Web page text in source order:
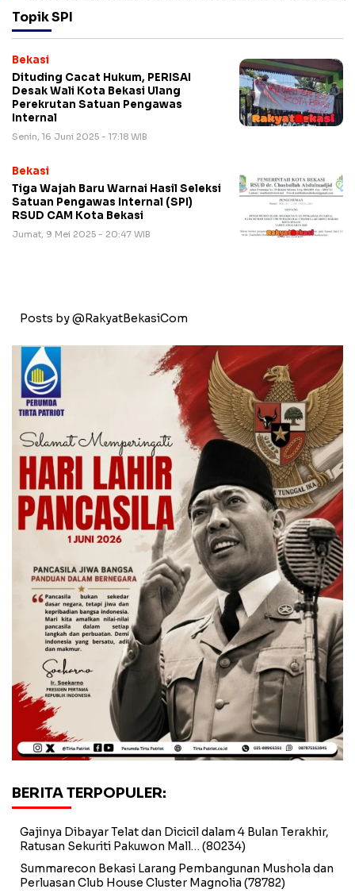
TopikSPI
Bekasi
Dituding Cacat Hukum, PERISAI
Desak Wali Kota Bekasi Ulang
Perekrutan Satuan Pengawas
Internal
Senin, 16 Juni 2025 - 17:18 WIB
Bekasi
Tiga Wajah Baru Warnai Hasil Seleksi
Satuan Pengawas Internal (SPI)
RSUD CAM Kota Bekasi
Jumat, 9 Mei 2025 - 20:47 WIB
Posts by @RakyatBekasiCom
BERITA TERPOPULER:
Gajinya Dibayar Telat dan Dicicil dalam 4 Bulan Terakhir,
Ratusan Sekuriti Pakuwon Mall… (80234)
Summarecon Bekasi Larang Pembangunan Mushola dan
Perluasan Club House Cluster Magnolia (78782)